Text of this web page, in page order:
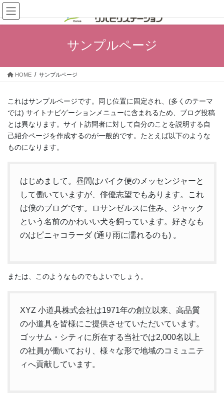
コ
ン
テ
ス
ナ
ビ
ゲ
ン
サンプルページ
HOME サンプルページ
これはサンプルページです。同じ位置に固定され、(多くのテーマ
では) サイトナビゲーションメニューに含まれるため、ブログ投稿
とは異なります。サイト訪問者に対して自分のことを説明する自
己紹介ページを作成するのが一般的です。たとえば以下のような
ものになります。
はじめまして。昼間はバイク便のメッセンジャーと
して働いていますが、俳優志望でもあります。これ
は僕のブログです。ロサンゼルスに住み、ジャック
という名前のかわいい犬を飼っています。好きなも
のはピニャコラーダ (通り雨に濡れるのも) 。
または、このようなものでもよいでしょう。
XYZ 小道具株式会社は1971年の創立以来、高品質
の小道具を皆様にご提供させていただいています。
ゴッサム・シティに所在する当社では2,000名以上
の社員が働いており、様々な形で地域のコミュニテ
ィへ貢献しています。